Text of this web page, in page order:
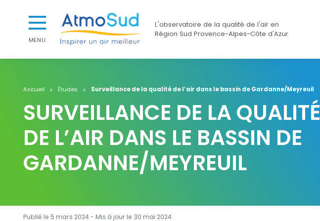
Aller au premier menu de navigation
Aller à la recherche
MENU
AtmoSud
L'observatoire de la qualité de l'air en
Région Sud Provence-Alpes-Côte d'Azur
Accueil Études Surveillance de la qualité de l’air dans le bassin de Gardanne/Meyreuil
SURVEILLANCE DE LA QUALITÉ
DE L’AIR DANS LE BASSIN DE
GARDANNE/MEYREUIL
Publié le 5 mars 2024 - Mis à jour le 30 mai 2024